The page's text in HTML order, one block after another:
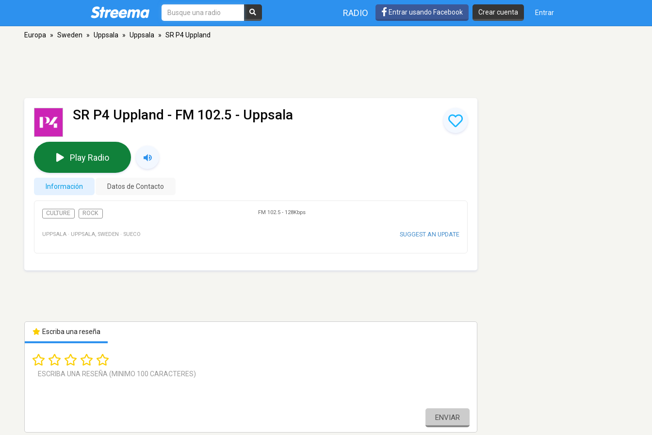
RADIO Entrar usando Facebook Crear cuenta Entrar
Europa » Sweden » Uppsala » Uppsala » SR P4 Uppland
SR P4 Uppland - FM 102.5 - Uppsala
Play Radio
Información Datos de Contacto
CULTURE ROCK FM 102.5 - 128Kbps
UPPSALA · UPPSALA, SWEDEN · SUECO SUGGEST AN UPDATE
Escriba una reseña
ENVIAR